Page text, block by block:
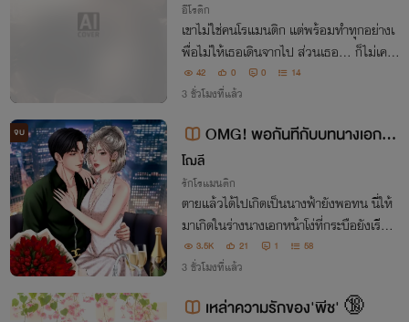
อีโรติก
เขาไม่ใช่คนโรแมนติก แต่พร้อมทำทุกอย่างเ
พื่อไม่ให้เธอเดินจากไป ส่วนเธอ... ก็ไม่เคยคิ
ดว่าจะยอมให้ใครเข้ามามีอิทธิพลกับชีวิตได้ม
ากขนาดนี้ บางที...ความรักก็อาจเป็นการเรีย
42 0 0 14
3 ชั่วโมงที่แล้ว
จบ
OMG! พอกันทีกับบทนางเอกหน้
าโง่!
โฌลี
รักโรแมนติก
ตายแล้วได้ไปเกิดเป็นนางฟ้ายังพอทน นี่ให้
มาเกิดในร่างนางเอกหน้าโง่ที่กระบือยังเรียก
พี่คือพอเลย!!!
3.5K 21 1 58
3 ชั่วโมงที่แล้ว
เหล่าความรักของ'พีช' 🔞